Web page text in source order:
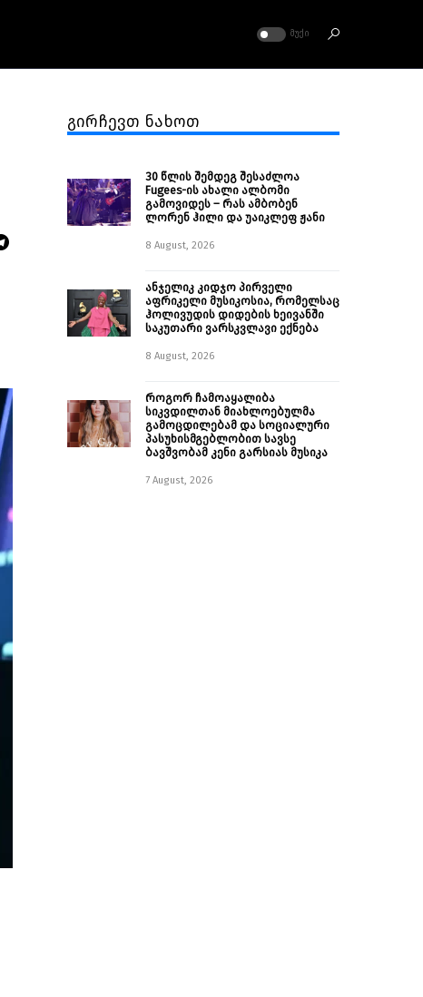
ᲛᲣᲥᲘ
გირჩევთ ნახოთ
30 წლის შემდეგ შესაძლოა
Fugees-ის ახალი ალბომი
გამოვიდეს – რას ამბობენ
ლორენ ჰილი და უაიკლეფ ჟანი
8 August, 2026
ანჯელიკ კიდჯო პირველი
აფრიკელი მუსიკოსია, რომელსაც
ჰოლივუდის დიდების ხეივანში
საკუთარი ვარსკვლავი ექნება
8 August, 2026
როგორ ჩამოაყალიბა
სიკვდილთან მიახლოებულმა
გამოცდილებამ და სოციალური
პასუხისმგებლობით სავსე
ბავშვობამ კენი გარსიას მუსიკა
7 August, 2026